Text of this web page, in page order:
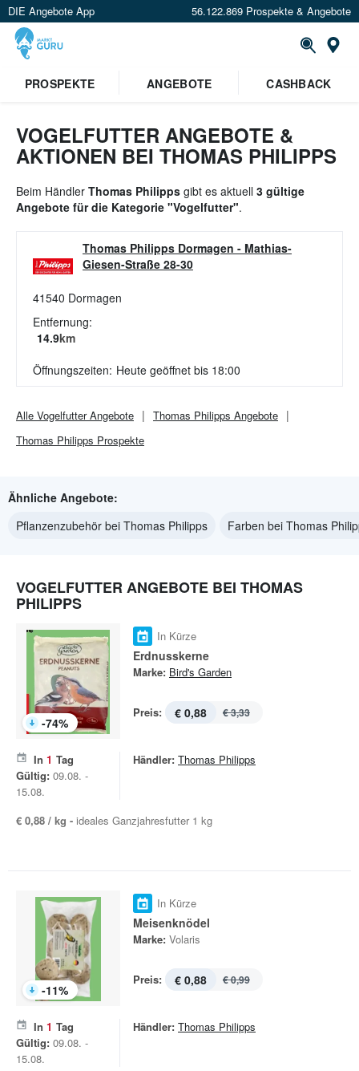
DIE Angebote App 56.122.869 Prospekte & Angebote
Standort festlegen
PROSPEKTE ANGEBOTE CASHBACK
VOGELFUTTER ANGEBOTE &
AKTIONEN BEI THOMAS PHILIPPS
Beim Händler Thomas Philipps gibt es aktuell 3 gültige
Angebote für die Kategorie "Vogelfutter".
Thomas Philipps Dormagen - Mathias-
Giesen-Straße 28-30
41540 Dormagen
Entfernung:
14.9km
Öffnungszeiten: Heute geöffnet bis 18:00
Alle VogelfutterAngebote Thomas Philipps Angebote
Thomas Philipps Prospekte
Ähnliche Angebote:
Pflanzenzubehör bei Thomas Philipps
Farben bei Thomas
VOGELFUTTER ANGEBOTE BEI THOMAS
PHILIPPS
-74%
In Kürze
Erdnusskerne
Marke: Bird's Garden
Preis: € 0,88 € 3,33
In 1 Tag
Gültig: 09.08. -
15.08.
Händler: Thomas Philipps
€ 0,88 / kg - ideales Ganzjahresfutter 1 kg
-11%
In Kürze
Meisenknödel
Marke: Volaris
Preis: € 0,88 € 0,99
In 1 Tag
Gültig: 09.08. -
15.08.
Händler: Thomas Philipps